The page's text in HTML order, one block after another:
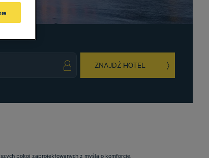
ZNAJDŹ HOTEL
pokoi zaprojektowanych z myślą o komforcie.